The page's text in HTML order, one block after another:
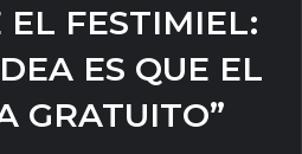
EL FESTIMIEL:
ES QUE EL
GRATUITO”